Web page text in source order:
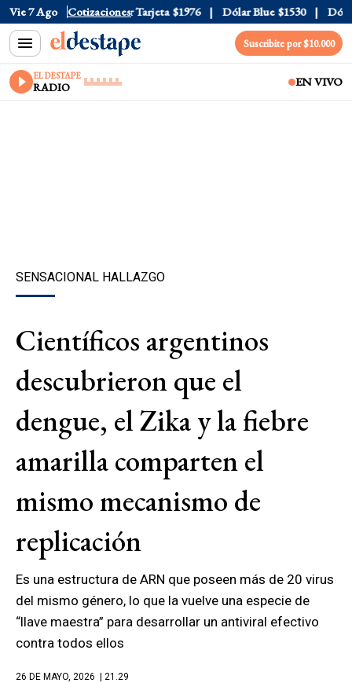
Vie 7 Ago Cotizaciones
$1520 Dólar Tarjeta $1976 Dólar Blue $1530 Dólar
Suscribite por $10.000
EL DESTAPE
RADIO EN VIVO
SENSACIONAL HALLAZGO
Científicos argentinos
descubrieron que el
dengue, el Zika y la fiebre
amarilla comparten el
mismo mecanismo de
replicación
Es una estructura de ARN que poseen más de 20 virus
del mismo género, lo que la vuelve una especie de
“llave maestra” para desarrollar un antiviral efectivo
contra todos ellos
26 DE MAYO, 2026 | 21.29